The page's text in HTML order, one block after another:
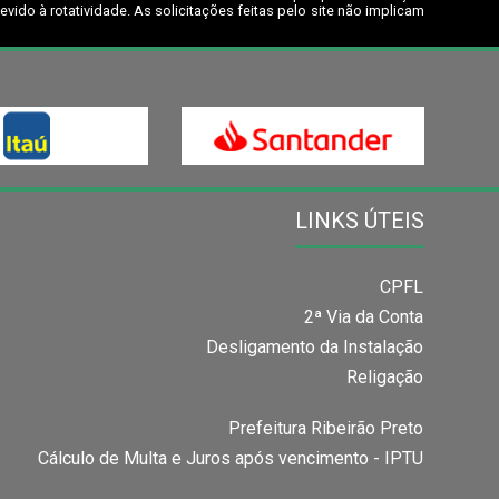
à rotatividade. As solicitações feitas pelo site não implicam
LINKS ÚTEIS
CPFL
2ª Via da Conta
Desligamento da Instalação
Religação
Prefeitura Ribeirão Preto
Cálculo de Multa e Juros após vencimento - IPTU